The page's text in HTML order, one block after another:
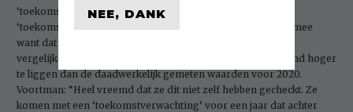
‘toekomstverwachtingen’ publiceerde, waaronder
‘toekomstverwachtingen’ voor 2020. Voortman was er blij mee
want dat gaf hem de mogelijkheid om de verwachtingen te
vergelijken met de metingen. De projecties bleken beduidend hoger
te liggen dan de daadwerkelijk gemeten waarden voor 2020.
Voortman: “Heel vreemd dat ze dit niet zelf hebben gecheckt. Ze
komen met een ‘toekomstverwachting’ voor een jaar dat achter
NEE, DANK